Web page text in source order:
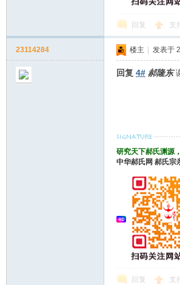
回复 支
23114284 楼主 发表于
回复 4# 郝隆东
研究天下郝氏渊源
中华郝氏网 郝氏宗
回复 支